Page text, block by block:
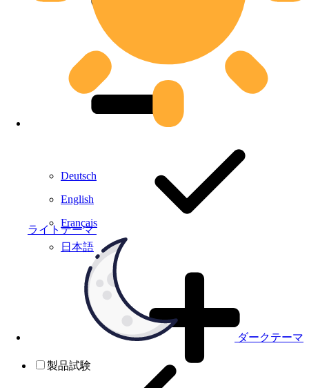
ライトテーマ
ダークテーマ
Deutsch
English
Français
日本語
製品試験